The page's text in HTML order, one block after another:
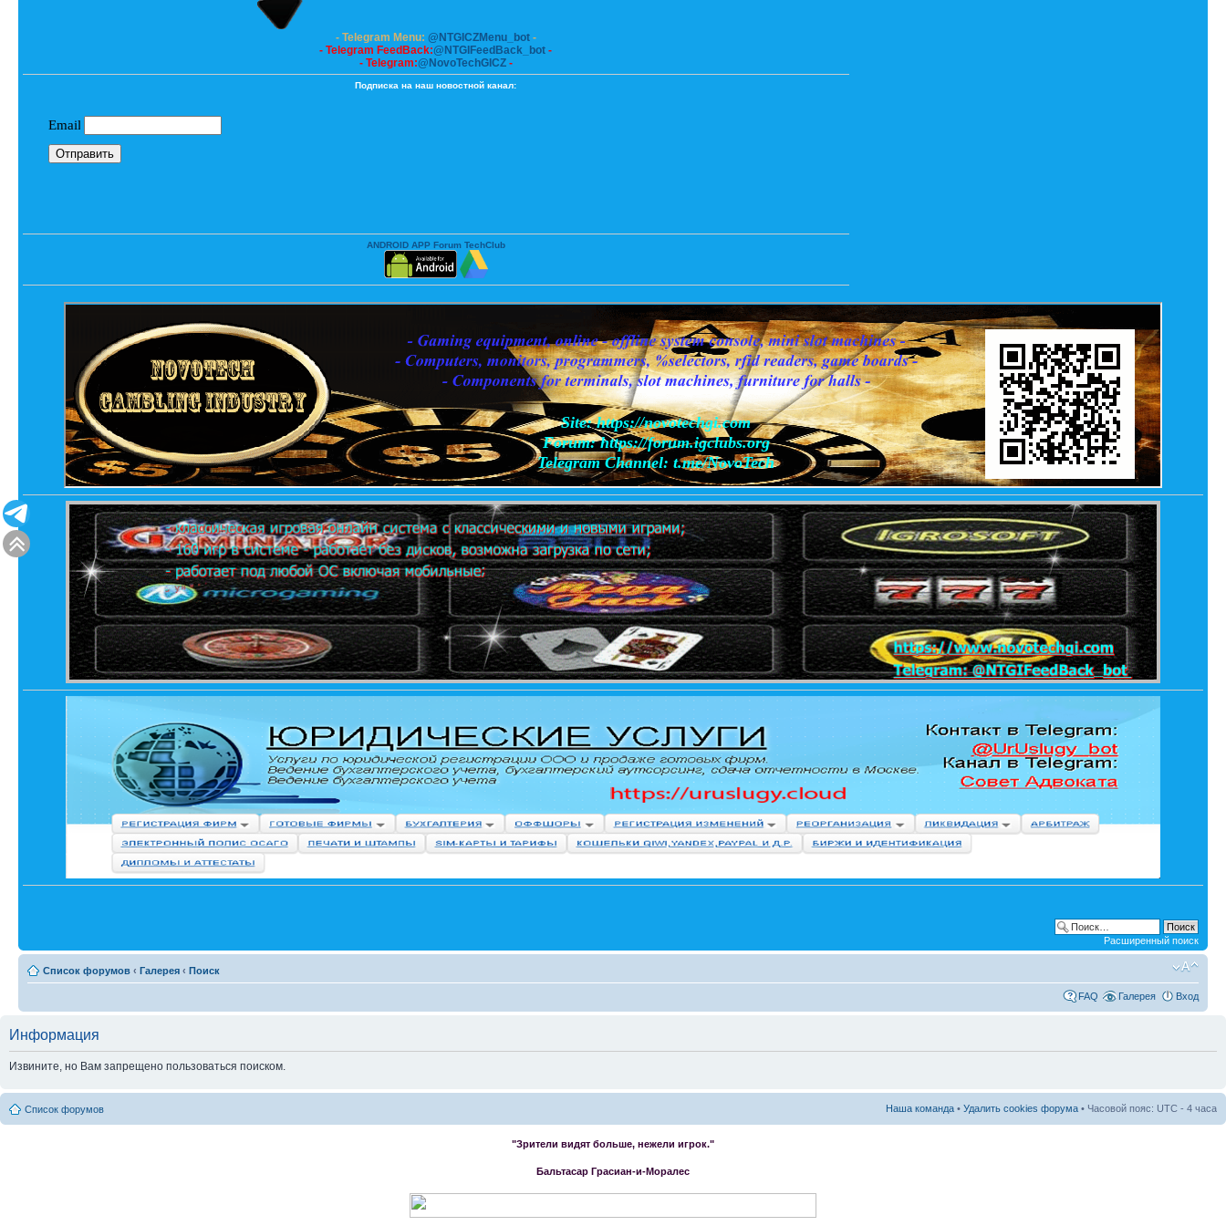
- Telegram Menu: @NTGICZMenu_bot-
- Telegram FeedBack:@NTGIFeedBack_bot -
- Telegram:@NovoTechGICZ-
Подписка на наш новостной канал:
ANDROID APP Forum TechClub
Расширенный поиск
Список форумов ‹ Галерея ‹ Поиск
FAQ Галерея Вход
Информация
Извините, но Вам запрещено пользоваться поиском.
Список форумов Наша команда • Удалить cookies форума • Часовой пояс: UTC - 4 часа
"Зрители видят больше, нежели игрок."
Бальтасар Грасиан-и-Моралес